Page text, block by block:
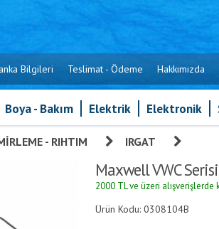
Bilgileri Teslimat - Ödeme Hakkımızda
Boya - Bakım Elektrik Elektronik
- RIHTIM IRGAT
Maxwell VWC
2000 TL ve üzeri alışverişlerde
Ürün Kodu: 0308104B